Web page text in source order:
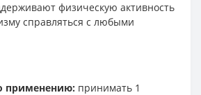
физическую активность
справляться с любыми
применению: принимать 1